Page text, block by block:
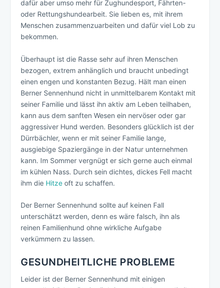
dafür aber umso mehr für Zughundesport, Fährten-
oder Rettungshundearbeit. Sie lieben es, mit ihrem
Menschen zusammenzuarbeiten und dafür viel Lob zu
bekommen.
Überhaupt ist die Rasse sehr auf ihren Menschen
bezogen, extrem anhänglich und braucht unbedingt
einen engen und konstanten Bezug. Hält man einen
Berner Sennenhund nicht in unmittelbarem Kontakt mit
seiner Familie und lässt ihn aktiv am Leben teilhaben,
kann aus dem sanften Wesen ein nervöser oder gar
aggressiver Hund werden. Besonders glücklich ist der
Dürrbächler, wenn er mit seiner Familie lange,
ausgiebige Spaziergänge in der Natur unternehmen
kann. Im Sommer vergnügt er sich gerne auch einmal
im kühlen Nass. Durch sein dichtes, dickes Fell macht
ihm die Hitze oft zu schaffen.
Der Berner Sennenhund sollte auf keinen Fall
unterschätzt werden, denn es wäre falsch, ihn als
reinen Familienhund ohne wirkliche Aufgabe
verkümmern zu lassen.
GESUNDHEITLICHE PROBLEME
Leider ist der Berner Sennenhund mit einigen